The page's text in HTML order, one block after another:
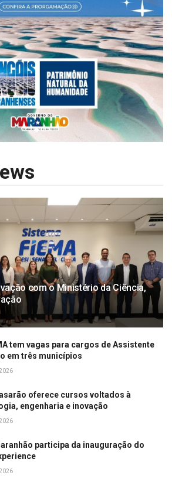
com o Ministério da Ciência,
tem vagas para cargos de Assistente
em três municípios
oferece cursos voltados à
engenharia e inovação
participa da inauguração do